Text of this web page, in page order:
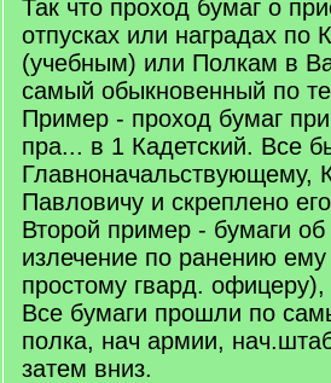
Так что проход бумаг о
отпусках или наградах по
(учебным) или Полкам в
самый обыкновенный по
Пример - проход бумаг
пра... в 1 Кадетский. Все
Главноначальствующему,
Павловичу и скреплено
Второй пример - бумаги об
излечение по ранению
простому гвард.
Все бумаги прошли по
полка, нач армии,
затем вниз.